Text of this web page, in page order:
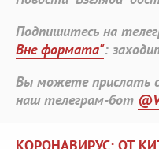
Подпишитесь на
Вне формата":
Вы можете прислать
наш телеграм-бот
КОРОНАВИРУС: ОТ